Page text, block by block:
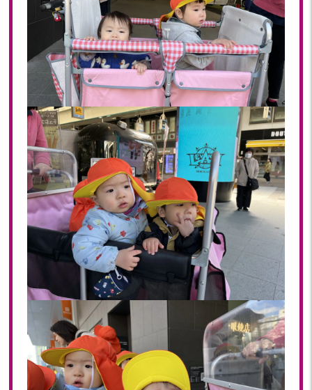
2022年 06月(22)
2022年 05月(19)
2022年 04月(20)
2022年 03月(22)
2022年 02月(15)
2022年 01月(19)
2021
2021年 12月(20)
2021年 11月(20)
2021年 10月(21)
2021年 09月(20)
2021年 08月(18)
2021年 07月(20)
2021年 06月(22)
2021年 05月(15)
2021年 04月(21)
2021年 03月(23)
2021年 02月(18)
2021年 01月(19)
2020